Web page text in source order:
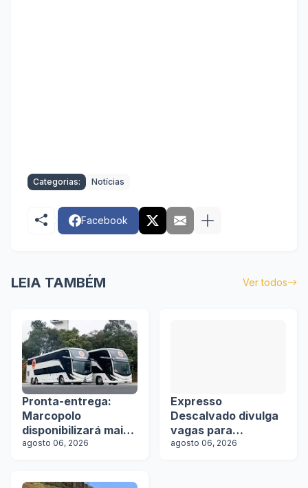
Categorias: Notícias
Facebook
LEIA TAMBÉM Ver todos
Pronta-entrega:
Marcopolo
disponibilizará mais
de 100 ônibus para
agosto 06, 2026
Expresso
Descalvado divulga
vagas para
motoristas
agosto 06, 2026